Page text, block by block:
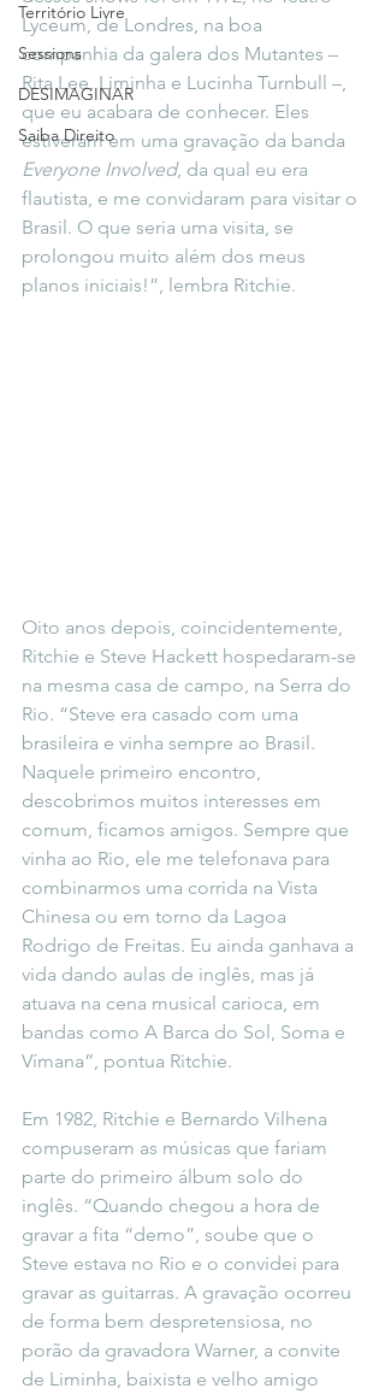
Território Livre
Sessions
DESIMAGINAR
Saiba Direito
Lyceum, de Londres, na boa
companhia da galera dos Mutantes –
Rita Lee, Liminha e Lucinha Turnbull –,
que eu acabara de conhecer. Eles
estiveram em uma gravação da banda
Everyone Involved, da qual eu era
flautista, e me convidaram para visitar o
Brasil. O que seria uma visita, se
prolongou muito além dos meus
planos iniciais!”, lembra Ritchie.
Oito anos depois, coincidentemente,
Ritchie e Steve Hackett hospedaram-se
na mesma casa de campo, na Serra do
Rio. “Steve era casado com uma
brasileira e vinha sempre ao Brasil.
Naquele primeiro encontro,
descobrimos muitos interesses em
comum, ficamos amigos. Sempre que
vinha ao Rio, ele me telefonava para
combinarmos uma corrida na Vista
Chinesa ou em torno da Lagoa
Rodrigo de Freitas. Eu ainda ganhava a
vida dando aulas de inglês, mas já
atuava na cena musical carioca, em
bandas como A Barca do Sol, Soma e
Vímana”, pontua Ritchie.
Em 1982, Ritchie e Bernardo Vilhena
compuseram as músicas que fariam
parte do primeiro álbum solo do
inglês. “Quando chegou a hora de
gravar a fita “demo”, soube que o
Steve estava no Rio e o convidei para
gravar as guitarras. A gravação ocorreu
de forma bem despretensiosa, no
porão da gravadora Warner, a convite
de Liminha, baixista e velho amigo